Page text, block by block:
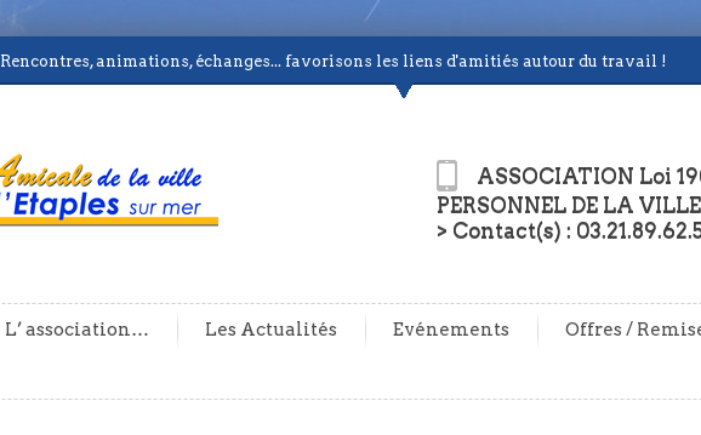
Rencontres, animations, échanges... favorisons les liens d'amitiés autour du travail !
ASSOCIATION Loi
PERSONNEL DE LA
> Contact(s) :
L’ association… Les Actualités Evénements Offres /